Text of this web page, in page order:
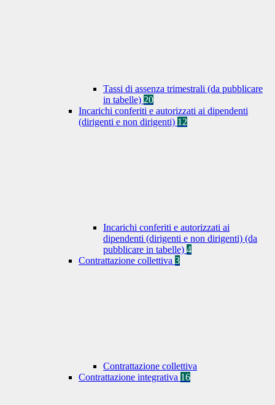
Tassi di assenza trimestrali (da pubblicare
in tabelle) 20
Incarichi conferiti e autorizzati ai dipendenti
(dirigenti e non dirigenti) 12
Incarichi conferiti e autorizzati ai
dipendenti (dirigenti e non dirigenti) (da
pubblicare in tabelle) 4
Contrattazione collettiva 3
Contrattazione collettiva
Contrattazione integrativa 16